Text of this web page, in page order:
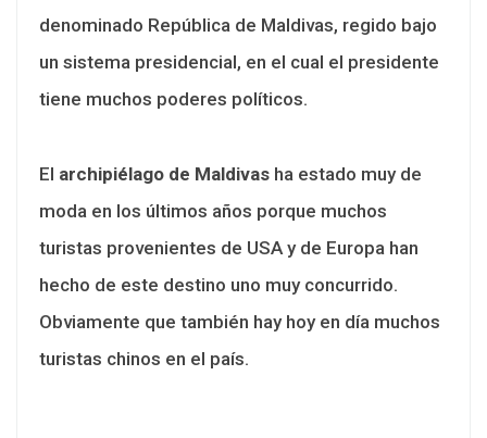
denominado República de Maldivas, regido bajo
un sistema presidencial, en el cual el presidente
tiene muchos poderes políticos.
El archipiélago de Maldivas ha estado muy de
moda en los últimos años porque muchos
turistas provenientes de USA y de Europa han
hecho de este destino uno muy concurrido.
Obviamente que también hay hoy en día muchos
turistas chinos en el país.